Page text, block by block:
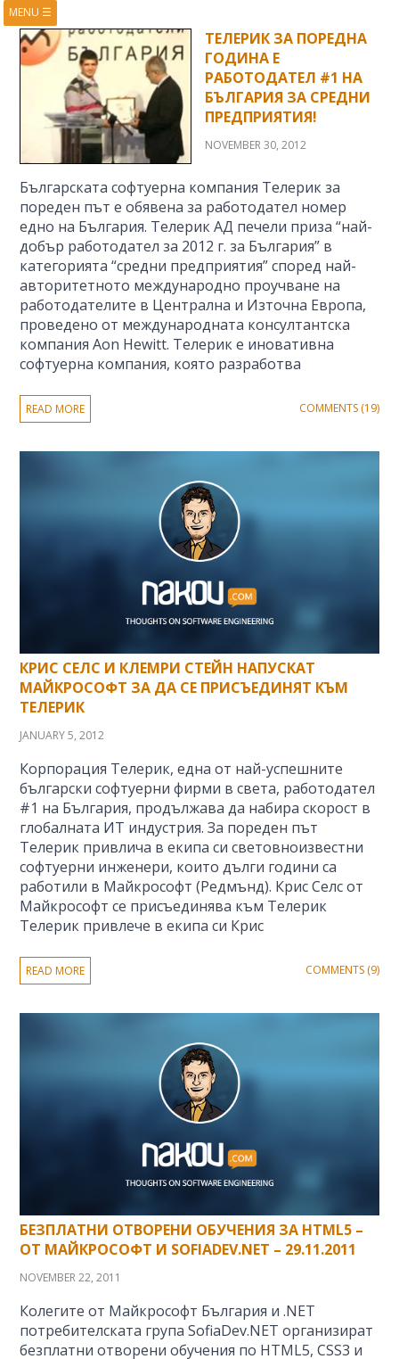
MENU ☰
HOME
ABOUT
BOOKS
COURSES
VIDEOS
PRESENTATIONS
RESEARCH
PUBLICATIONS
CONTACTS
RSS FEED
ТЕЛЕРИК ЗА ПОРЕДНА
ГОДИНА Е
РАБОТОДАТЕЛ #1 НА
БЪЛГАРИЯ ЗА СРЕДНИ
ПРЕДПРИЯТИЯ!
NOVEMBER 30, 2012
Българската софтуерна компания Телерик за
пореден път е обявена за работодател номер
едно на България. Телерик АД печели приза “най-
добър работодател за 2012 г. за България” в
категорията “средни предприятия” според най-
авторитетното международно проучване на
работодателите в Централна и Източна Европа,
проведено от международната консултантска
компания Aon Hewitt. Телерик е иновативна
софтуерна компания, която разработва
READ MORE COMMENTS (19)
КРИС СЕЛС И КЛЕМРИ СТЕЙН НАПУСКАТ
МАЙКРОСОФТ ЗА ДА СЕ ПРИСЪЕДИНЯТ КЪМ
ТЕЛЕРИК
JANUARY 5, 2012
Корпорация Телерик, една от най-успешните
български софтуерни фирми в света, работодател
#1 на България, продължава да набира скорост в
глобалната ИТ индустрия. За пореден път
Телерик привлича в екипа си световноизвестни
софтуерни инженери, които дълги години са
работили в Майкрософт (Редмънд). Крис Селс от
Майкрософт се присъединява към Телерик
Телерик привлече в екипа си Крис
READ MORE COMMENTS (9)
БЕЗПЛАТНИ ОТВОРЕНИ ОБУЧЕНИЯ ЗА HTML5 –
ОТ МАЙКРОСОФТ И SOFIADEV.NET – 29.11.2011
NOVEMBER 22, 2011
Колегите от Майкрософт България и .NET
потребителската група SofiaDev.NET организират
безплатни отворени обучения по HTML5, CSS3 и